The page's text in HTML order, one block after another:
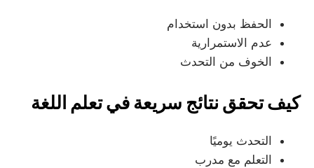
الحفظ بدون استخدام
عدم الاستمرارية
الخوف من التحدث
كيف تحقق نتائج سريعة في تعلم اللغة
التحدث يوميًا
التعلم مع مدرب